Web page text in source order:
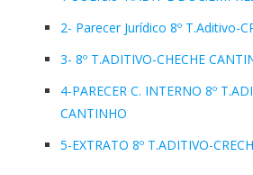
2- Parecer Jurídico 8º T.Aditivo-
3- 8º T.ADITIVO-CHECHE
4-PARECER C. INTERNO 8º
CANTINHO
5-EXTRATO 8º T.ADITIVO-